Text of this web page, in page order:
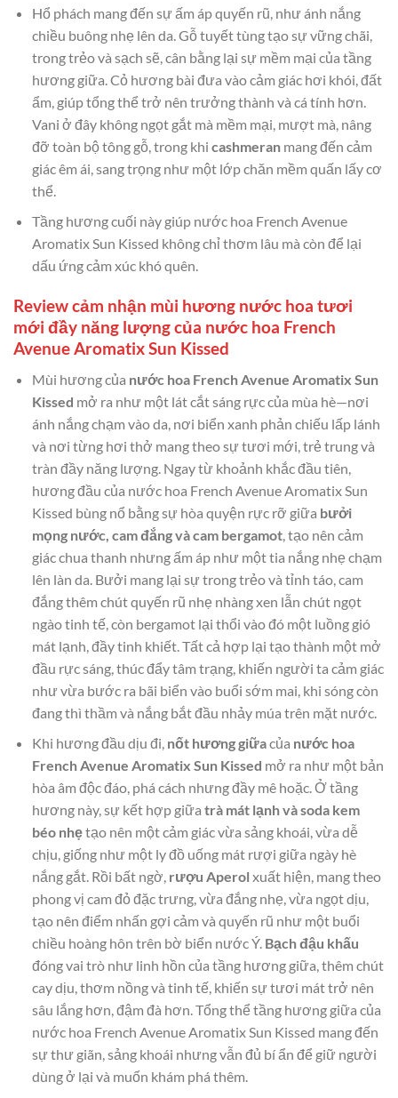
Hổ phách mang đến sự ấm áp quyến rũ, như ánh nắng
chiều buông nhẹ lên da. Gỗ tuyết tùng tạo sự vững chãi,
trong trẻo và sạch sẽ, cân bằng lại sự mềm mại của tầng
hương giữa. Cỏ hương bài đưa vào cảm giác hơi khói, đất
ẩm, giúp tổng thể trở nên trưởng thành và cá tính hơn.
Vani ở đây không ngọt gắt mà mềm mại, mượt mà, nâng
đỡ toàn bộ tông gỗ, trong khi cashmeranmang đến cảm
giác êm ái, sang trọng như một lớp chăn mềm quấn lấy cơ
thể.
Tầng hương cuối này giúp nước hoa French Avenue
Aromatix Sun Kissed không chỉ thơm lâu mà còn để lại
dấu ứng cảm xúc khó quên.
Review cảm nhận mùi hương nước hoa tươi
mới đầy năng lượng của nước hoa French
Avenue Aromatix Sun Kissed
Mùi hương của nước hoa French Avenue Aromatix Sun
Kissed mở ra như một lát cắt sáng rực của mùa hè—nơi
ánh nắng chạm vào da, nơi biển xanh phản chiếu lấp lánh
và nơi từng hơi thở mang theo sự tươi mới, trẻ trung và
tràn đầy năng lượng. Ngay từ khoảnh khắc đầu tiên,
hương đầu của nước hoa French Avenue Aromatix Sun
Kissed bùng nổ bằng sự hòa quyện rực rỡ giữa bưởi
mọng nước, cam đắng và cam bergamot, tạo nên cảm
giác chua thanh nhưng ấm áp như một tia nắng nhẹ chạm
lên làn da. Bưởi mang lại sự trong trẻo và tỉnh táo, cam
đắng thêm chút quyến rũ nhẹ nhàng xen lẫn chút ngọt
ngào tinh tế, còn bergamot lại thổi vào đó một luồng gió
mát lạnh, đầy tinh khiết. Tất cả hợp lại tạo thành một mở
đầu rực sáng, thúc đẩy tâm trạng, khiến người ta cảm giác
như vừa bước ra bãi biển vào buổi sớm mai, khi sóng còn
đang thì thầm và nắng bắt đầu nhảy múa trên mặt nước.
Khi hương đầu dịu đi, nốt hương giữacủa nước hoa
French Avenue Aromatix Sun Kissed mở ra như một bản
hòa âm độc đáo, phá cách nhưng đầy mê hoặc. Ở tầng
hương này, sự kết hợp giữa trà mát lạnh và soda kem
béo nhẹtạo nên một cảm giác vừa sảng khoái, vừa dễ
chịu, giống như một ly đồ uống mát rượi giữa ngày hè
nắng gắt. Rồi bất ngờ, rượu Aperol xuất hiện, mang theo
phong vị cam đỏ đặc trưng, vừa đắng nhẹ, vừa ngọt dịu,
tạo nên điểm nhấn gợi cảm và quyến rũ như một buổi
chiều hoàng hôn trên bờ biển nước Ý. Bạch đậu khấu
đóng vai trò như linh hồn của tầng hương giữa, thêm chút
cay dịu, thơm nồng và tinh tế, khiến sự tươi mát trở nên
sâu lắng hơn, đậm đà hơn. Tổng thể tầng hương giữa của
nước hoa French Avenue Aromatix Sun Kissed mang đến
sự thư giãn, sảng khoái nhưng vẫn đủ bí ẩn để giữ người
dùng ở lại và muốn khám phá thêm.